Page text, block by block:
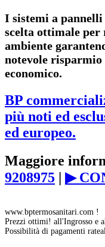
I sistemi a
scelta ottimale per
ambiente
notevole risparmio
economico.
BP
più noti ed
ed europeo.
Maggiore
9208975 | ▶
www.bptermosanitari.com !
Prezzi ottimi! all'Ingrosso e
Possibilità di pagamenti